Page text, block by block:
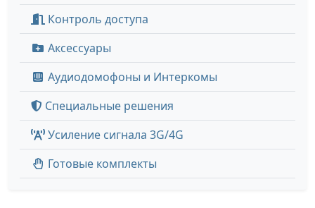
Контроль доступа
Аксессуары
Аудиодомофоны и Интеркомы
Специальные решения
Усиление сигнала 3G/4G
Готовые комплекты